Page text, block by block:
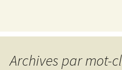
Archives par mot-